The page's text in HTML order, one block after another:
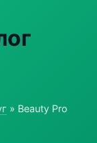
» Beauty Pro